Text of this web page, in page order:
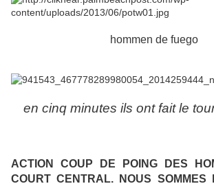
hommen de fuego
en cinq minutes ils ont fait le
ACTION COUP DE POING DES
COURT CENTRAL. NOUS